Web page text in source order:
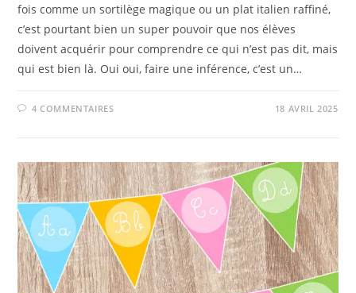
fois comme un sortilège magique ou un plat italien raffiné,
c’est pourtant bien un super pouvoir que nos élèves
doivent acquérir pour comprendre ce qui n’est pas dit, mais
qui est bien là. Oui oui, faire une inférence, c’est un…
4 COMMENTAIRES 18 AVRIL 2025